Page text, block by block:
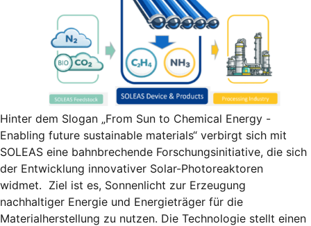
Hinter dem Slogan „From Sun to Chemical Energy -
Enabling future sustainable materials“ verbirgt sich mit
SOLEAS eine bahnbrechende Forschungsinitiative, die sich
der Entwicklung innovativer Solar-Photoreaktoren
widmet. Ziel ist es, Sonnenlicht zur Erzeugung
nachhaltiger Energie und Energieträger für die
Materialherstellung zu nutzen. Die Technologie stellt einen